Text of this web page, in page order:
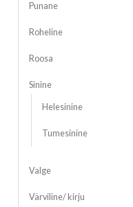
Punane
Roheline
Roosa
Sinine
Helesinine
Tumesinine
Valge
Värviline/ kirju